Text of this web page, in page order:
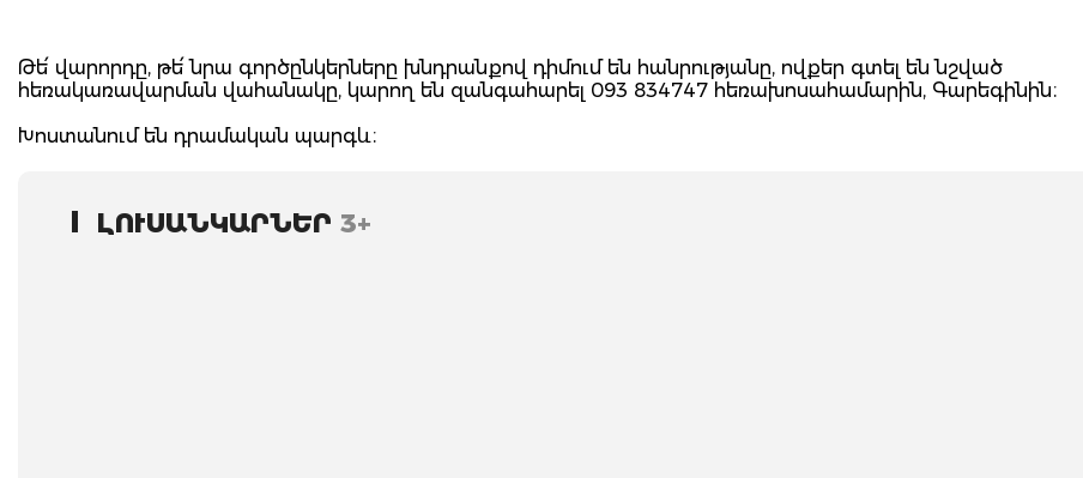
Թե՛ վարորդը, թե՛ նրա գործընկերները խնդրանքով դիմում են հանրությանը, ովքեր գտել են նշված
հեռակառավարման վահանակը, կարող են զանգահարել 093 834747 հեռախոսահամարին, Գարեգինին։
Խոստանում են դրամական պարգև։
ԼՈՒՍԱՆԿԱՐՆԵՐ 3+